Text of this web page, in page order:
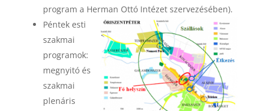
program a Herman Ottó Intézet szervezésében).
Péntek esti
szakmai
programok:
megnyitó és
szakmai
plenáris